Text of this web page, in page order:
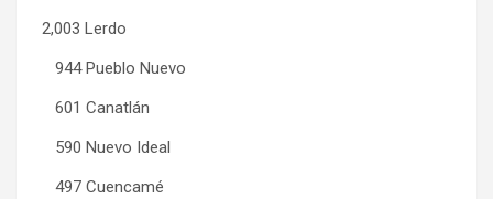
2,003 Lerdo
944 Pueblo Nuevo
601 Canatlán
590 Nuevo Ideal
497 Cuencamé